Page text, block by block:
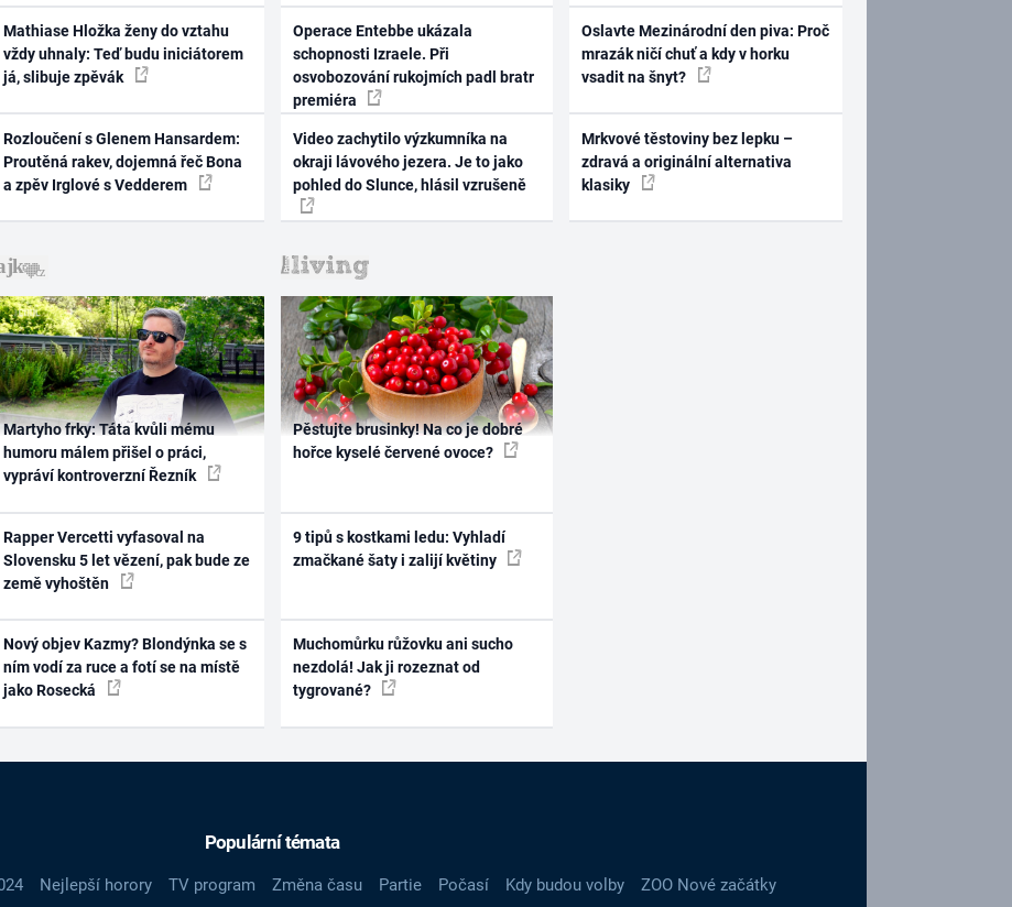
Mathiase Hložka ženy do vztahu
vždy uhnaly: Teď budu iniciátorem
já, slibuje zpěvák
Rozloučení s Glenem Hansardem:
Proutěná rakev, dojemná řeč Bona
a zpěv Irglové s Vedderem
Operace Entebbe ukázala
schopnosti Izraele. Při
osvobozování rukojmích padl bratr
premiéra
Video zachytilo výzkumníka na
okraji lávového jezera. Je to jako
pohled do Slunce, hlásil vzrušeně
Oslavte Mezinárodní den piva: Proč
mrazák ničí chuť a kdy v horku
vsadit na šnyt?
Mrkvové těstoviny bez lepku –
zdravá a originální alternativa
klasiky
Martyho frky: Táta kvůli mému
humoru málem přišel o práci,
vypráví kontroverzní Řezník
Rapper Vercetti vyfasoval na
Slovensku 5 let vězení, pak bude ze
země vyhoštěn
Nový objev Kazmy? Blondýnka se s
ním vodí za ruce a fotí se na místě
jako Rosecká
Pěstujte brusinky! Na co je dobré
hořce kyselé červené ovoce?
9 tipů s kostkami ledu: Vyhladí
zmačkané šaty i zalijí květiny
Muchomůrku růžovku ani sucho
nezdolá! Jak ji rozeznat od
tygrované?
Populární témata
Nejlepší horory TV program Změna času Partie Počasí Kdy budou volby ZOO Nové začátky